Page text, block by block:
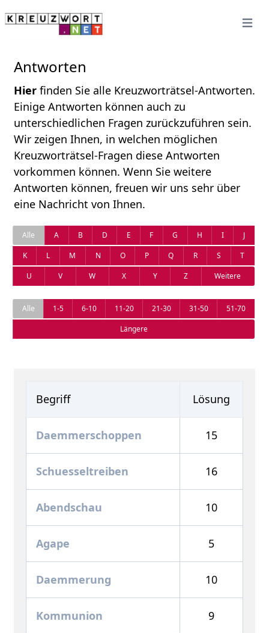
Open
Antworten
Hier finden Sie alle Kreuzworträtsel-Antworten.
Einige Antworten können auch zu
unterschiedlichen Fragen zurückzuführen sein.
Wir zeigen Ihnen, in welchen möglichen
Kreuzworträtsel-Fragen diese Antworten
vorkommen können. Wenn Sie weitere
Antworten können, freuen wir uns sehr über
eine Nachricht von Ihnen.
Alle A B D E F G H I
J
K
L M N O P Q R S
T
U
V W X Y Z Weitere
Alle 1-5 6-10 11-20 21-30 31-50
51-70
Längere
Begriff Lösung
Daemmerschoppen 15
Schuesseltreiben 16
Abendschau 10
Agape 5
Daemmerung 10
Kommunion 9